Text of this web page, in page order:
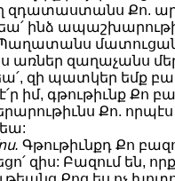
զդատաստանս Քո.
ինձ
առներ զաղաչանս մեր,
զի պատկեր եմք
իմ, գթութիւնք Քո
Քո. որպէս
Գթութիւնքդ Քո
զիս: Բազում են,